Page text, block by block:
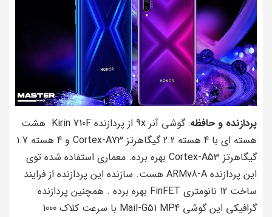
پردازنده و حافظه
: گوشی آنر 9x از پردازنده Kirin 710F هشت
هسته‌ ای با 4 هسته 2.2 گیگاهرتز Cortex-A73 و 4 هسته 1.7
گیگاهرتز Cortex-A53 بهره برده. معماری استفاده شده توی
این پردازنده ARMv8-A هست. سازنده این پردازنده از فرایند
ساخت 12 نانومتری FinFET بهره برده . همچنین پردازنده
گرافیکی این گوشی Mail-G51 MP4 با سرعت کلاک 1000